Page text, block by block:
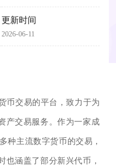
更新时间
2026-06-11
币交易的平台，致力于为
产交易服务。作为一家成
种主流数字货币的交易，
也涵盖了部分新兴代币，